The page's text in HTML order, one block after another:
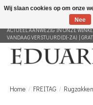
GRATIS VERZENDING NEDERLAND
ACTUEEL AANWEZIG IN ONZE
VANDAAG VERSTUURD (DI-ZA) |
Home / FREITAG / Rugzakken
Wij slaan cookies op om onze
Nee